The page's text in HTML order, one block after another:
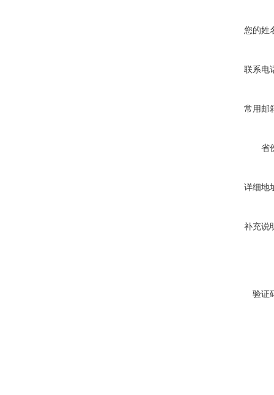
您的姓
联系电
常用邮
省
详细地
补充说
验证